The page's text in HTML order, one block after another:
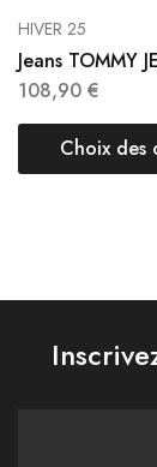
HIVER 25
Jeans TOMMY
108,90 €
Choix des